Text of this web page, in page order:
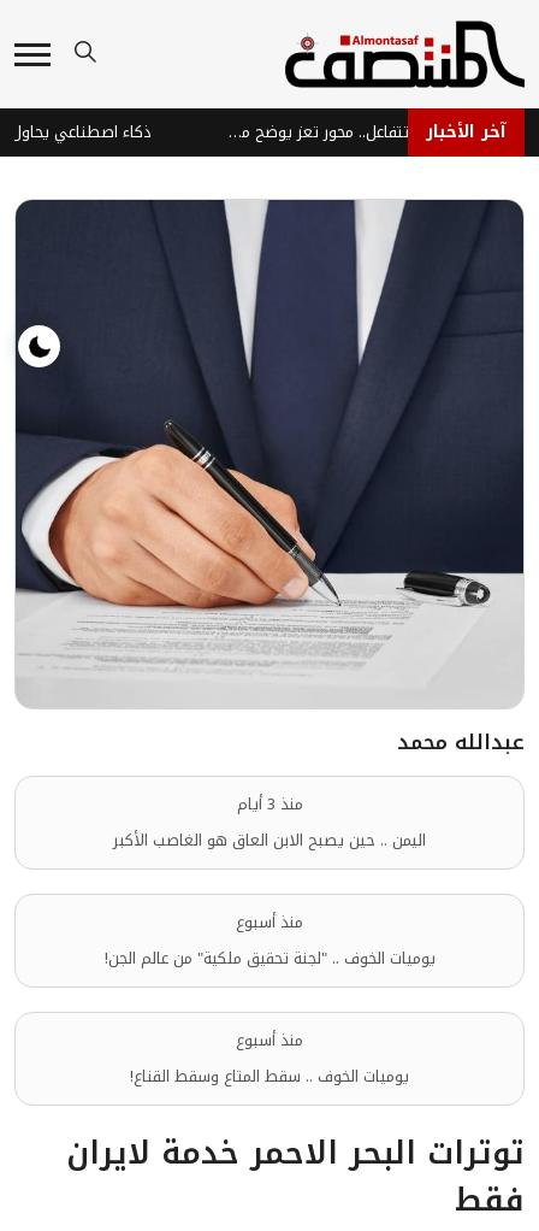
آخر الأخبار الآلية الجديدة لرواتب الجنود تتفاعل.. محور تعز يوضح موقفه بعد انتقاد وزير الدفاع واتهامات الناشطين
عبدالله محمد
منذ 3 أيام
اليمن .. حين يصبح الابن العاق هو الغاصب الأكبر
منذ أسبوع
يوميات الخوف .. "لجنة تحقيق ملكية" من عالم الجن!
منذ أسبوع
يوميات الخوف .. سقط المتاع وسقط القناع!
توترات البحر الاحمر خدمة لايران
فقط